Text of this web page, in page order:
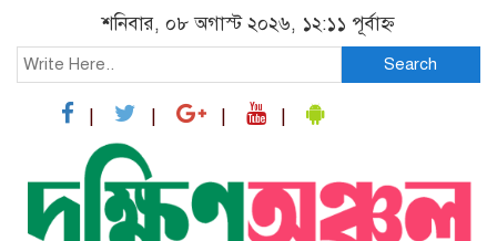
শনিবার, ০৮ অগাস্ট ২০২৬, ১২:১১ পূর্বাহ্ন
Search